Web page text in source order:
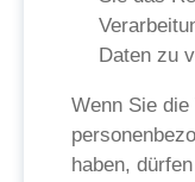
Daten zu
Wenn Sie
haben,